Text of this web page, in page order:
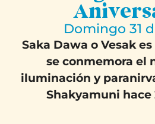
Domingo 31
Saka Dawa o Vesak
se conmemora el
iluminación y
Shakyamuni hace